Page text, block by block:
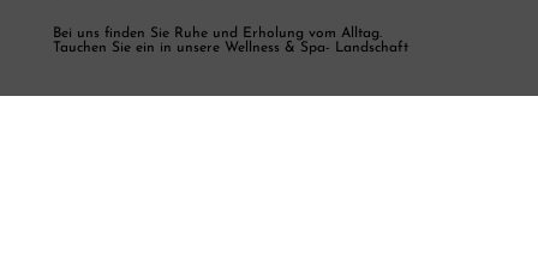
Bei uns finden Sie Ruhe und Erholung vom Alltag.
Tauchen Sie ein in unsere Wellness & Spa- Landschaft